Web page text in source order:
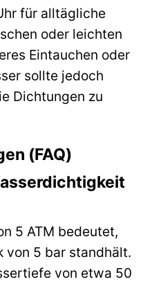
für alltägliche
oder leichten
Eintauchen oder
sollte jedoch
Dichtungen zu
(FAQ)
5 ATM bedeutet,
von 5 bar standhält.
von etwa 50